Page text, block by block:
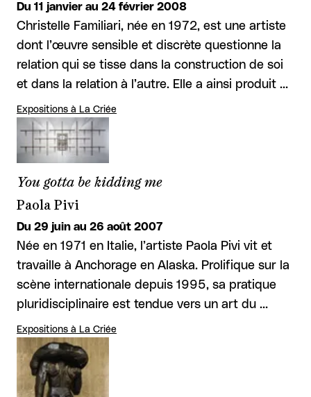
Du 11 janvier au 24 février 2008
Christelle Familiari, née en 1972, est une artiste
dont l’œuvre sensible et discrète questionne la
relation qui se tisse dans la construction de soi
et dans la relation à l’autre. Elle a ainsi produit …
Expositions à La Criée
You gotta be kidding me
Paola Pivi
Du 29 juin au 26 août 2007
Née en 1971 en Italie, l’artiste Paola Pivi vit et
travaille à Anchorage en Alaska. Prolifique sur la
scène internationale depuis 1995, sa pratique
pluridisciplinaire est tendue vers un art du …
Expositions à La Criée